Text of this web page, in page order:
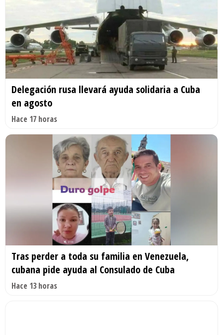
Delegación rusa llevará ayuda solidaria a Cuba
en agosto
Hace 17 horas
Tras perder a toda su familia en Venezuela,
cubana pide ayuda al Consulado de Cuba
Hace 13 horas